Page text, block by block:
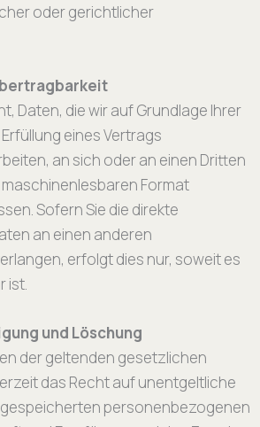
oder gerichtlicher
Daten, die wir auf Grundlage Ihrer
eines Vertrags
an sich oder an einen Dritten
Format
Sofern Sie die direkte
an einen anderen
erfolgt dies nur, soweit es
ist.
und Löschung
der geltenden gesetzlichen
das Recht auf unentgeltliche
personenbezogenen